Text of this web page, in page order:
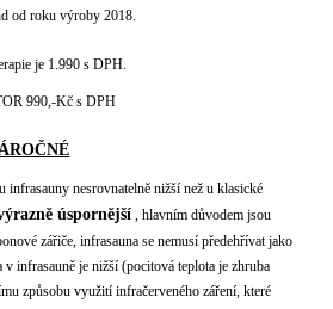
od roku výroby 2018.
je 1.990 s DPH.
990,-Kč s DPH
infrasauny nesrovnatelně nižší než u klasické
úspornější ,hlavním důvodem jsou
zářiče, infrasauna se nemusí předehřívat jako
v infrasauně je nižší (pocitová teplota je zhruba
způsobu využití infračerveného záření, které